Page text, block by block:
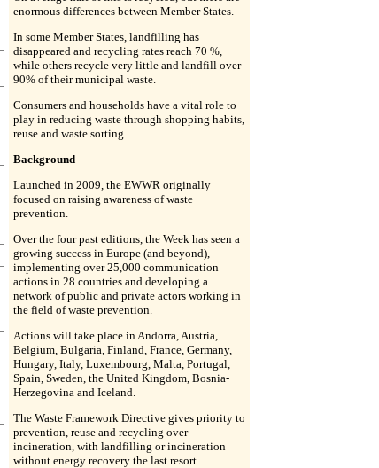
enormous differences between Member States.
In some Member States, landfilling has
disappeared and recycling rates reach 70 %,
while others recycle very little and landfill over
90% of their municipal waste.
Consumers and households have a vital role to
play in reducing waste through shopping habits,
reuse and waste sorting.
Background
Launched in 2009, the EWWR originally
focused on raising awareness of waste
prevention.
Over the four past editions, the Week has seen a
growing success in Europe (and beyond),
implementing over 25,000 communication
actions in 28 countries and developing a
network of public and private actors working in
the field of waste prevention.
Actions will take place in Andorra, Austria,
Belgium, Bulgaria, Finland, France, Germany,
Hungary, Italy, Luxembourg, Malta, Portugal,
Spain, Sweden, the United Kingdom, Bosnia-
Herzegovina and Iceland.
The Waste Framework Directive gives priority to
prevention, reuse and recycling over
incineration, with landfilling or incineration
without energy recovery the last resort.